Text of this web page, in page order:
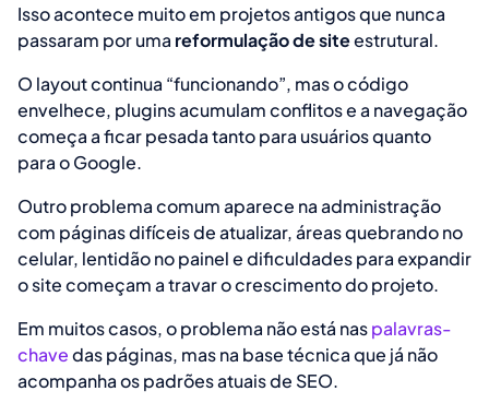
Isso acontece muito em projetos antigos que nunca
passaram por uma reformulação de siteestrutural.
O layout continua “funcionando”, mas o código
envelhece, plugins acumulam conflitos e a navegação
começa a ficar pesada tanto para usuários quanto
para o Google.
Outro problema comum aparece na administração
com páginas difíceis de atualizar, áreas quebrando no
celular, lentidão no painel e dificuldades para expandir
o site começam a travar o crescimento do projeto.
Em muitos casos, o problema não está naspalavras-
chavedas páginas, mas na base técnica que já não
acompanha os padrões atuais de SEO.